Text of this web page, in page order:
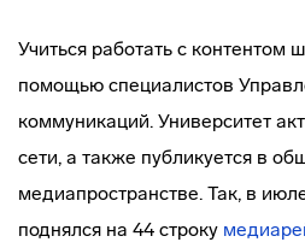
Учиться работать с контентом
помощью специалистов
коммуникаций. Университет
сети, а также публикуется в
медиапространстве. Так, в
поднялся на 44 строку